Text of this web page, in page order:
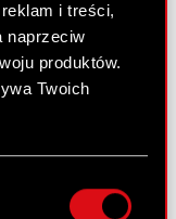
i treści,
naprzeciw
produktów.
Twoich
Spółki.
Walne
Spółki